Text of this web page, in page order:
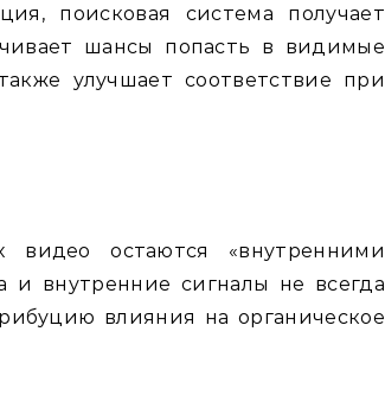
поисковая система получает
шансы попасть в видимые
улучшает соответствие при
видео остаются «внутренними
и внутренние сигналы не всегда
влияния на органическое